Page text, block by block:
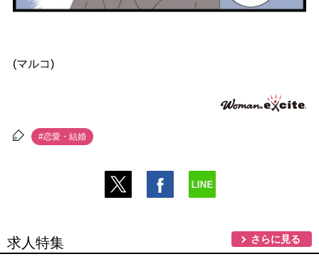
(マルコ)
#恋愛・結婚
求人特集 さらに見る